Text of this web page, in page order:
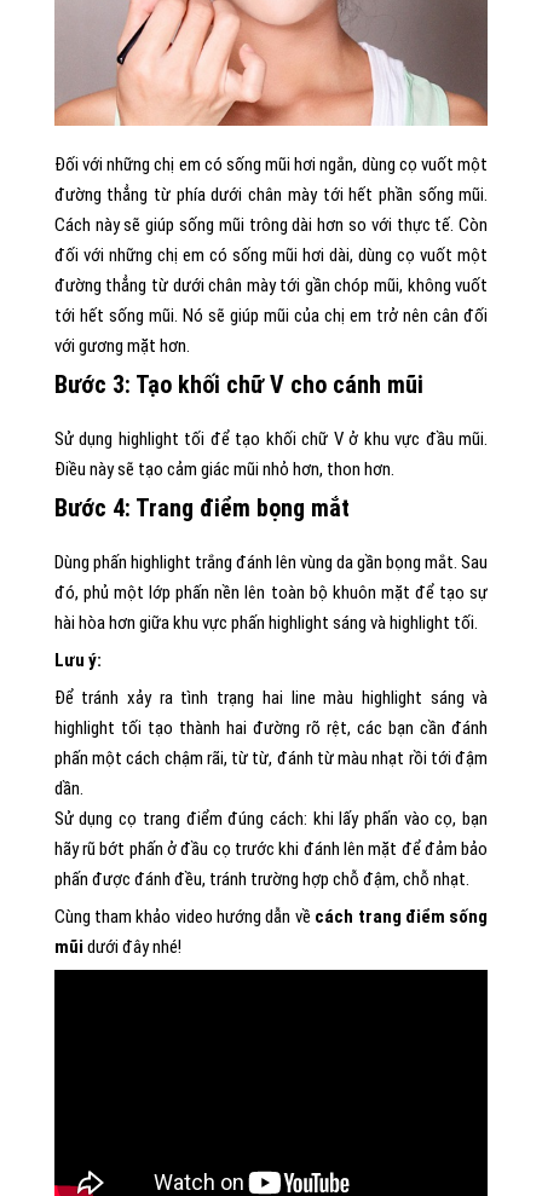
Đối với những chị em có sống mũi hơi ngắn, dùng cọ vuốt một
đường thẳng từ phía dưới chân mày tới hết phần sống mũi.
Cách này sẽ giúp sống mũi trông dài hơn so với thực tế. Còn
đối với những chị em có sống mũi hơi dài, dùng cọ vuốt một
đường thẳng từ dưới chân mày tới gần chóp mũi, không vuốt
tới hết sống mũi. Nó sẽ giúp mũi của chị em trở nên cân đối
với gương mặt hơn.
Bước 3: Tạo khối chữ V cho cánh mũi
Sử dụng highlight tối để tạo khối chữ V ở khu vực đầu mũi.
Điều này sẽ tạo cảm giác mũi nhỏ hơn, thon hơn.
Bước 4: Trang điểm bọng mắt
Dùng phấn highlight trắng đánh lên vùng da gần bọng mắt. Sau
đó, phủ một lớp phấn nền lên toàn bộ khuôn mặt để tạo sự
hài hòa hơn giữa khu vực phấn highlight sáng và highlight tối.
Lưu ý:
Để tránh xảy ra tình trạng hai line màu highlight sáng và
highlight tối tạo thành hai đường rõ rệt, các bạn cần đánh
phấn một cách chậm rãi, từ từ, đánh từ màu nhạt rồi tới đậm
dần.
Sử dụng cọ trang điểm đúng cách: khi lấy phấn vào cọ, bạn
hãy rũ bớt phấn ở đầu cọ trước khi đánh lên mặt để đảm bảo
phấn được đánh đều, tránh trường hợp chỗ đậm, chỗ nhạt.
Cùng tham khảo video hướng dẫn về cách trang điểm sống
mũidưới đây nhé!